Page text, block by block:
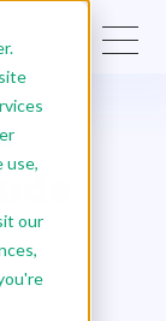
use,
our